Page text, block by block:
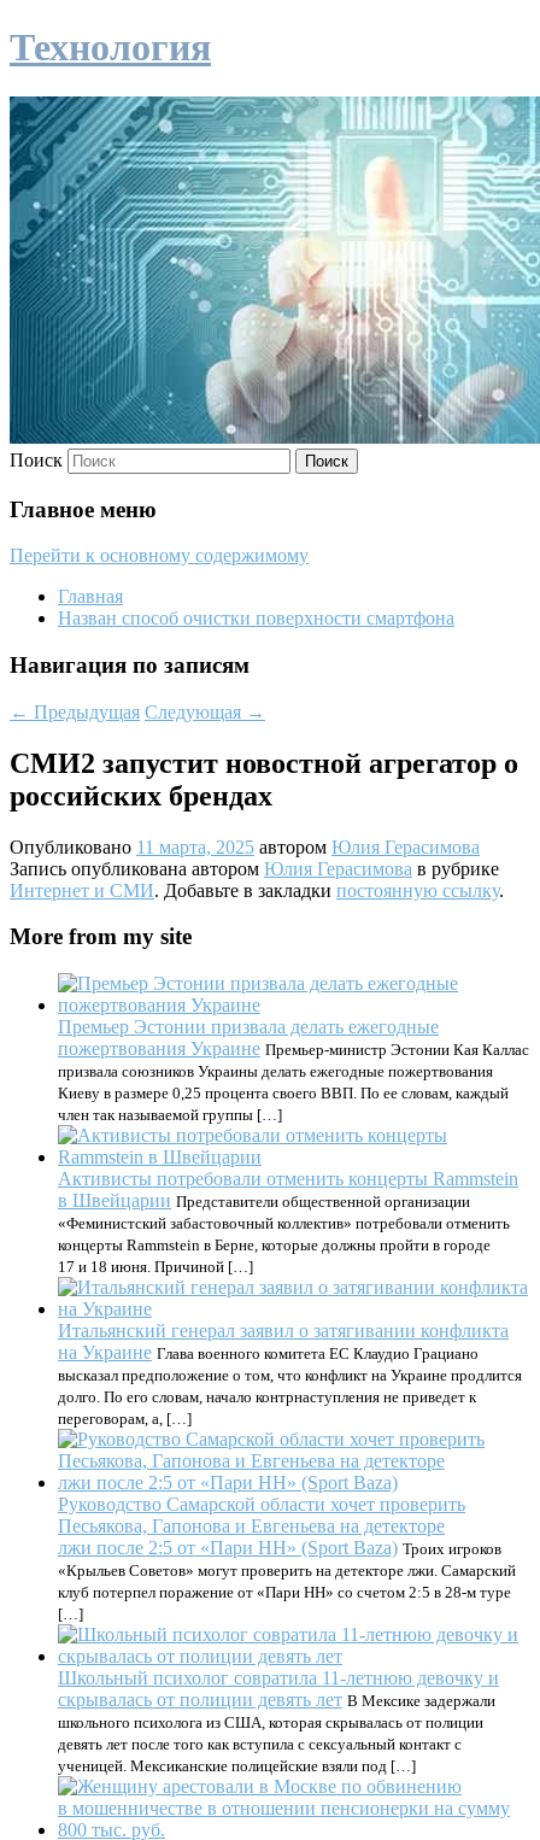
Технология
Поиск
Главное меню
Перейти к основному содержимому
Главная
Назван способ очистки поверхности смартфона
Навигация по записям
← Предыдущая Следующая →
СМИ2 запустит новостной агрегатор о
российских брендах
Опубликовано 11 марта, 2025 автором Юлия Герасимова
Запись опубликована автором Юлия Герасимова в рубрике
Интернет и СМИ. Добавьте в закладки постоянную ссылку.
More from my site
Премьер Эстонии призвала делать ежегодные
пожертвования Украине Премьер-министр Эстонии Кая Каллас
призвала союзников Украины делать ежегодные пожертвования
Киеву в размере 0,25 процента своего ВВП. По ее словам, каждый
член так называемой группы […]
Активисты потребовали отменить концерты Rammstein
в Швейцарии Представители общественной организации
«Феминистский забастовочный коллектив» потребовали отменить
концерты Rammstein в Берне, которые должны пройти в городе
17 и 18 июня. Причиной […]
Итальянский генерал заявил о затягивании конфликта
на Украине Глава военного комитета ЕС Клаудио Грациано
высказал предположение о том, что конфликт на Украине продлится
долго. По его словам, начало контрнаступления не приведет к
переговорам, а, […]
Руководство Самарской области хочет проверить
Песьякова, Гапонова и Евгеньева на детекторе
лжи после 2:5 от «Пари НН» (Sport Baza) Троих игроков
«Крыльев Советов» могут проверить на детекторе лжи. Самарский
клуб потерпел поражение от «Пари НН» со счетом 2:5 в 28-м туре
[…]
Школьный психолог совратила 11-летнюю девочку и
скрывалась от полиции девять лет В Мексике задержали
школьного психолога из США, которая скрывалась от полиции
девять лет после того как вступила с сексуальный контакт с
ученицей. Мексиканские полицейские взяли под […]